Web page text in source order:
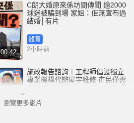
00:42
C朗大婚原來係坊間傳聞 逾2000
球迷被騙到場 家姐：佢無宣布過
結婚│有片
體育
2小時前
施政報告諮詢︱工程師倡設獨立
專業機構代辦屋宇維修 市民僅需
港聞
瀏覽更多影片